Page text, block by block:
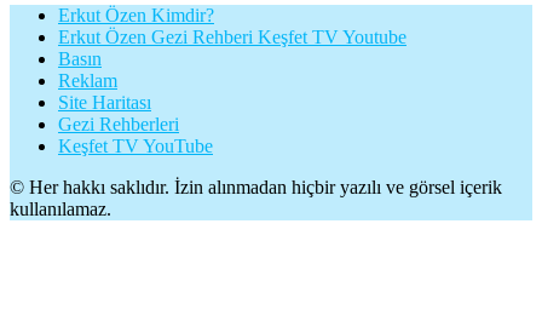
Erkut Özen Kimdir?
Erkut Özen Gezi Rehberi Keşfet TV Youtube
Basın
Reklam
Site Haritası
Gezi Rehberleri
Keşfet TV YouTube
© Her hakkı saklıdır. İzin alınmadan hiçbir yazılı ve görsel içerik
kullanılamaz.